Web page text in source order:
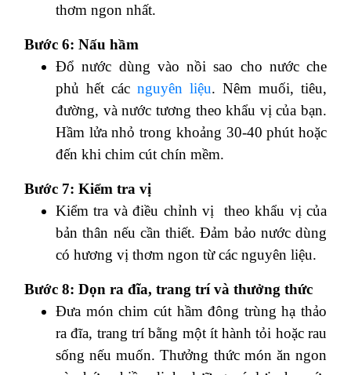
thơm ngon nhất.
Bước 6: Nấu hầm
Đổ nước dùng vào nồi sao cho nước che
phủ hết các nguyên liệu. Nêm muối, tiêu,
đường, và nước tương theo khẩu vị của bạn.
Hầm lửa nhỏ trong khoảng 30-40 phút hoặc
đến khi chim cút chín mềm.
Bước 7: Kiểm tra vị
Kiểm tra và điều chỉnh vị theo khẩu vị của
bản thân nếu cần thiết. Đảm bảo nước dùng
có hương vị thơm ngon từ các nguyên liệu.
Bước 8: Dọn ra đĩa, trang trí và thưởng thức
Đưa món chim cút hầm đông trùng hạ thảo
ra đĩa, trang trí bằng một ít hành tỏi hoặc rau
sống nếu muốn. Thưởng thức món ăn ngon